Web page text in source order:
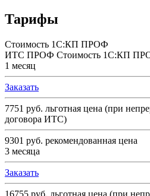
Тарифы
Стоимость 1С:КП ПРОФ
ИТС ПРОФ Стоимость 1С:КП
1 месяц
Заказать
7751 руб. льготная цена (при
договора ИТС)
9301 руб. рекомендованная цена
3 месяца
Заказать
16755 руб. льготная цена (при